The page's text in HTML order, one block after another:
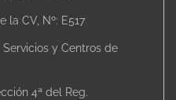
la CV, Nº: E517
y Centros de
4ª del Reg.